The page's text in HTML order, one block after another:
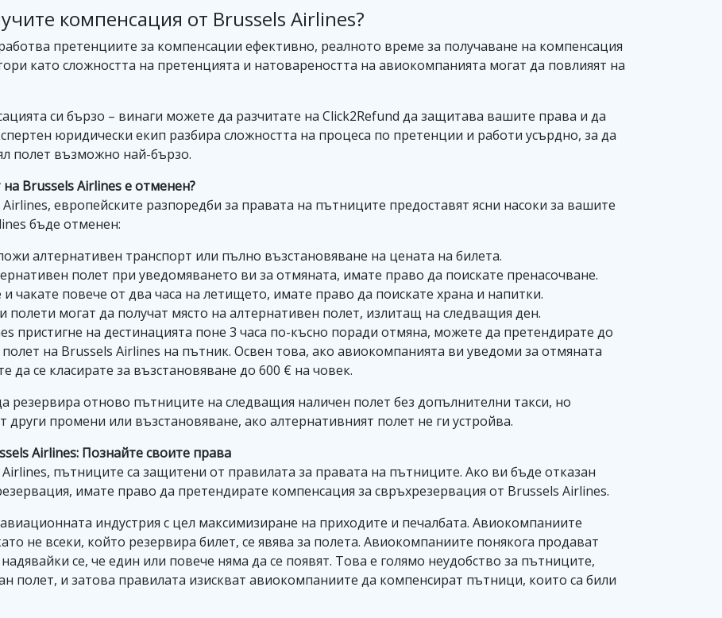
компенсация от Brussels Airlines?
претенциите за компенсации ефективно, реалното време за получаване на компенсация
като сложността на претенцията и натовареността на авиокомпанията могат да повлияят на
си бързо – винаги можете да разчитате на Click2Refund да защитава вашите права и да
юридически екип разбира сложността на процеса по претенции и работи усърдно, за да
полет възможно най-бързо.
Brussels Airlines е отменен?
европейските разпоредби за правата на пътниците предоставят ясни насоки за вашите
бъде отменен:
алтернативен транспорт или пълно възстановяване на цената на билета.
полет при уведомяването ви за отмяната, имате право да поискате пренасочване.
чакате повече от два часа на летището, имате право да поискате храна и напитки.
полети могат да получат място на алтернативен полет, излитащ на следващия ден.
пристигне на дестинацията поне 3 часа по-късно поради отмяна, можете да претендирате до
на Brussels Airlines на пътник. Освен това, ако авиокомпанията ви уведоми за отмяната
се класирате за възстановяване до 600 € на човек.
резервира отново пътниците на следващия наличен полет без допълнителни такси, но
промени или възстановяване, ако алтернативният полет не ги устройва.
Airlines: Познайте своите права
пътниците са защитени от правилата за правата на пътниците. Ако ви бъде отказан
имате право да претендирате компенсация за свръхрезервация от Brussels Airlines.
индустрия с цел максимизиране на приходите и печалбата. Авиокомпаниите
не всеки, който резервира билет, се явява за полета. Авиокомпаниите понякога продават
се, че един или повече няма да се появят. Това е голямо неудобство за пътниците,
полет, и затова правилата изискват авиокомпаниите да компенсират пътници, които са били